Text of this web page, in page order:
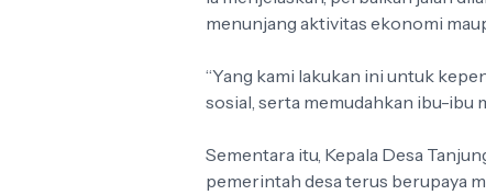
menunjang aktivitas ekonomi
“Yang kami lakukan ini untuk
sosial, serta memudahkan ibu-ibu
Sementara itu, Kepala Desa
pemerintah desa terus berupaya